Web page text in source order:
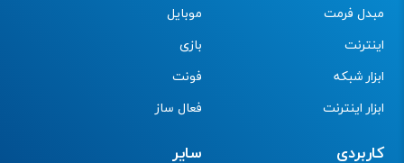
مبدل فرمت
اینترنت
ابزار شبکه
ابزار اینترنت
موبایل
بازی
فونت
فعال ساز
کاربردی سایر